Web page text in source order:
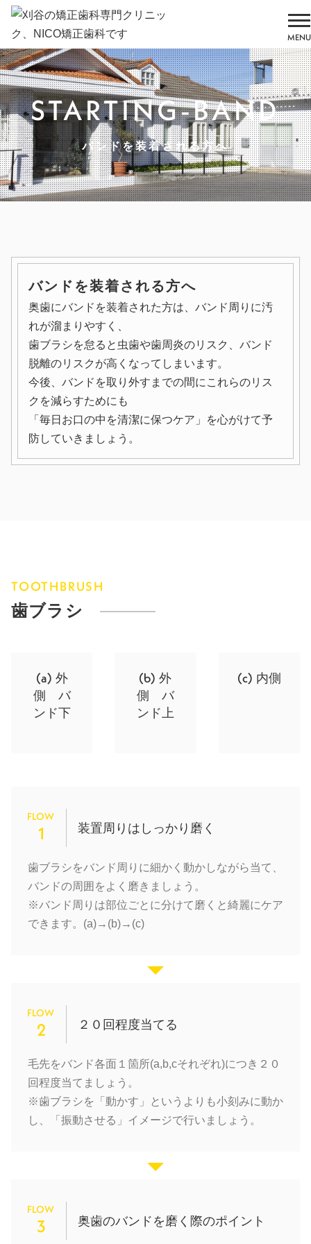
MENU
STARTING-BAND
バンドを装着される方へ
バンドを装着される方へ
奥歯にバンドを装着された方は、バンド周りに汚
れが溜まりやすく、
歯ブラシを怠ると虫歯や歯周炎のリスク、バンド
脱離のリスクが高くなってしまいます。
今後、バンドを取り外すまでの間にこれらのリス
クを減らすためにも
「 毎日お口の中を清潔に保つケア 」を心がけて予
防していきましょう。
TOOTHBRUSH
歯ブラシ
(a) 外
側 バ
ンド下
(b) 外
側 バ
ンド上
(c) 内側
FLOW
1 装置周りはしっかり磨く
歯ブラシをバンド周りに細かく動かしながら当て、
バンドの周囲をよく磨きましょう。
※バンド周りは部位ごとに分けて磨くと綺麗にケア
できます。(a)→(b)→(c)
FLOW
2 ２０回程度当てる
毛先をバンド各面１箇所(a,b,cそれぞれ)につき２０
回程度当てましょう。
※歯ブラシを「動かす」というよりも小刻みに動か
し、「振動させる」イメージで行いましょう。
FLOW
3 奥歯のバンドを磨く際のポイント